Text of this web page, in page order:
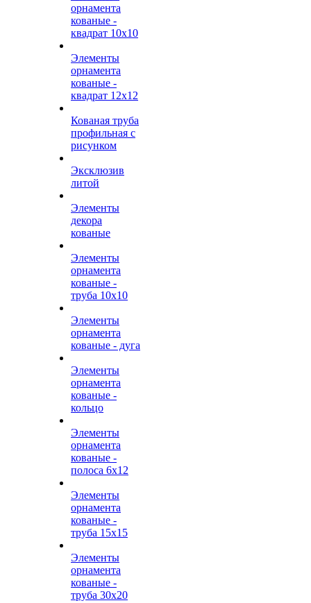
орнамента
кованые -
квадрат 10х10
Элементы
орнамента
кованые -
квадрат 12х12
Кованая труба
профильная с
рисунком
Эксклюзив
литой
Элементы
декора
кованые
Элементы
орнамента
кованые -
труба 10х10
Элементы
орнамента
кованые - дуга
Элементы
орнамента
кованые -
кольцо
Элементы
орнамента
кованые -
полоса 6х12
Элементы
орнамента
кованые -
труба 15х15
Элементы
орнамента
кованые -
труба 30х20